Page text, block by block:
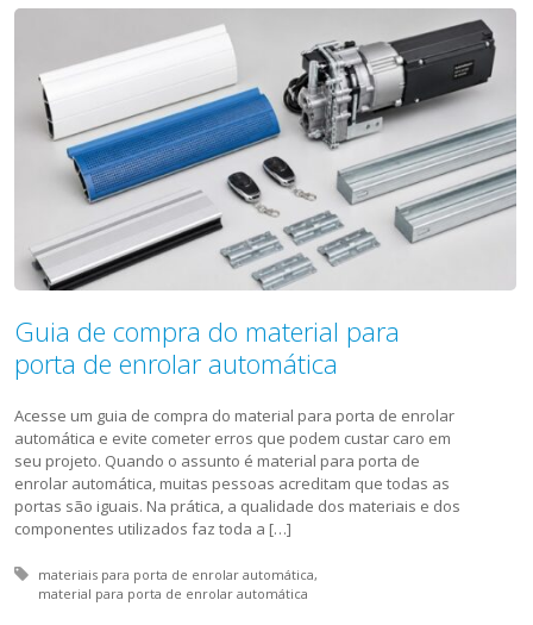
Guia de compra do material para
porta de enrolar automática
Acesse um guia de compra do material para porta de enrolar
automática e evite cometer erros que podem custar caro em
seu projeto. Quando o assunto é material para porta de
enrolar automática, muitas pessoas acreditam que todas as
portas são iguais. Na prática, a qualidade dos materiais e dos
componentes utilizados faz toda a […]
Tagged with:
materiais para porta de enrolar automática
material para porta de enrolar automática